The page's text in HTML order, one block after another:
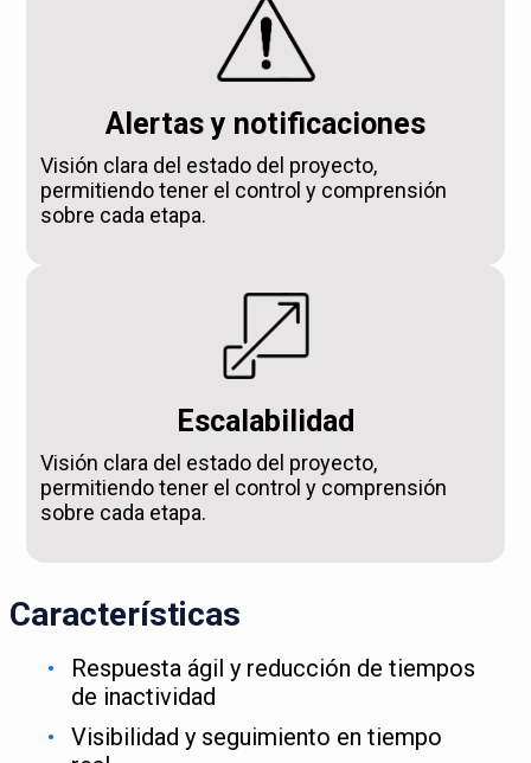
Alertas y notificaciones
Visión clara del estado del proyecto,
permitiendo tener el control y comprensión
sobre cada etapa.
Escalabilidad
Visión clara del estado del proyecto,
permitiendo tener el control y comprensión
sobre cada etapa.
Características
Respuesta ágil y reducción de tiempos
de inactividad
Visibilidad y seguimiento en tiempo